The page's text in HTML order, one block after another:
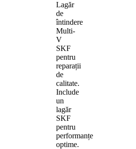
Lagăr
de
întindere
Multi-
V
SKF
pentru
reparații
de
calitate.
Include
un
lagăr
SKF
pentru
performanțe
optime.